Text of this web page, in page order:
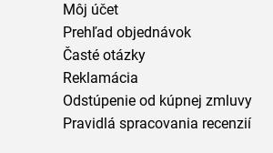
Môj účet
Prehľad objednávok
Časté otázky
Reklamácia
Odstúpenie od kúpnej zmluvy
Pravidlá spracovania recenzií